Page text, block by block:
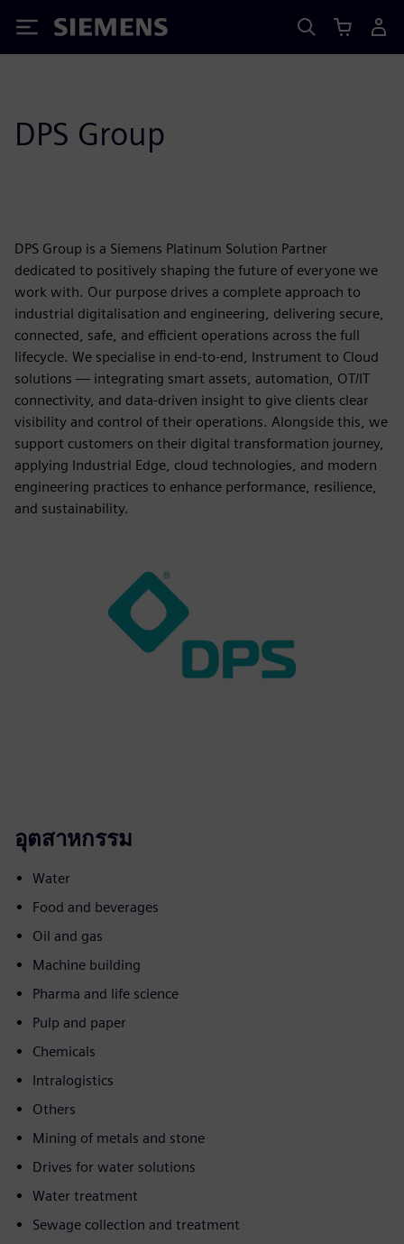
Siemens
DPS Group
DPS Group is a Siemens Platinum Solution Partner
dedicated to positively shaping the future of everyone we
work with. Our purpose drives a complete approach to
industrial digitalisation and engineering, delivering secure,
connected, safe, and efficient operations across the full
lifecycle. We specialise in end-to-end, Instrument to Cloud
solutions — integrating smart assets, automation, OT/IT
connectivity, and data-driven insight to give clients clear
visibility and control of their operations. Alongside this, we
support customers on their digital transformation journey,
applying Industrial Edge, cloud technologies, and modern
engineering practices to enhance performance, resilience,
and sustainability.
อุตสาหกรรม
Water
Food and beverages
Oil and gas
Machine building
Pharma and life science
Pulp and paper
Chemicals
Intralogistics
Others
Mining of metals and stone
Drives for water solutions
Water treatment
Sewage collection and treatment